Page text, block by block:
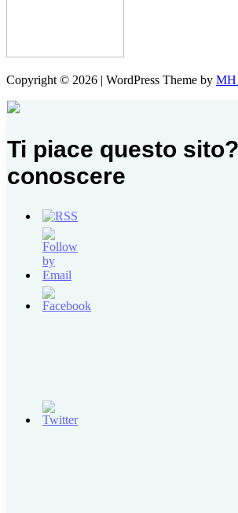
Copyright © 2026 | WordPress Theme by MH
Ti piace questo
conoscere